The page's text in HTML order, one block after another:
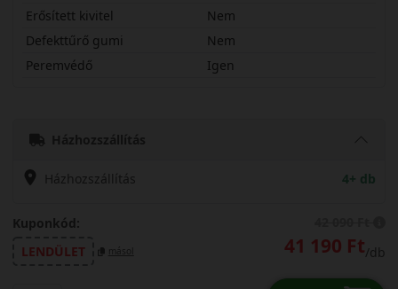
Erősített kivitel
Nem
Defekttűrő gumi
Nem
Peremvédő
Igen
Házhozszállítás
Házhozszállítás 4+ db
Kuponkód:
LENDÜLET
másol 41 190 Ft/db